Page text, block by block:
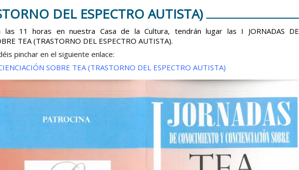
DEL ESPECTRO AUTISTA)
11 horas en nuestra Casa de la Cultura, tendrán lugar las I JORNADAS DE
TEA (TRASTORNO DEL ESPECTRO AUTISTA).
pinchar en el siguiente enlace:
SOBRE TEA (TRASTORNO DEL ESPECTRO AUTISTA)